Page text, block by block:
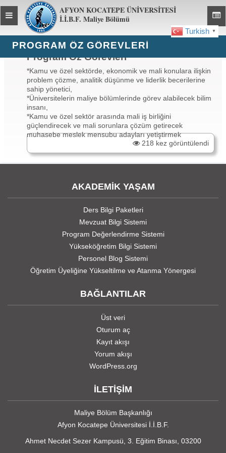
AFYON KOCATEPE ÜNİVERSİTESİ
İ.İ.B.F. Maliye Bölümü
Toggle
global
navigation
Turkish ▼
PROGRAM ÖZ GÖREVLERİ
Program Öz Görevleri
*Kamu ve özel sektörde, ekonomik ve mali konulara ilişkin
problem çözme, analitik düşünme ve liderlik becerilerine
sahip yönetici,
*Üniversitelerin maliye bölümlerinde görev alabilecek bilim
insanı,
*Kamu ve özel sektör arasında mali iş birliğini
güçlendirecek ve mali sorunlara çözüm getirecek
muhasebe meslek mensubu adayları yetiştirmek
218 kez görüntülendi
AKADEMİK YAŞAM
Ders Bilgi Paketleri
Mevzuat Bilgi Sistemi
Program Değerlendirme Sistemi
Yükseköğretim Bilgi Sistemi
Personel Blog Sistemi
Öğretim Üyeliğine Yükseltilme ve Atanma Yönergesi
BAĞLANTILAR
Üst veri
Oturum aç
Kayıt akışı
Yorum akışı
WordPress.org
İLETİŞİM
Maliye Bölüm Başkanlığı
Afyon Kocatepe Üniversitesi İ.İ.B.F.
Ahmet Necdet Sezer Kampusü, 3. Eğitim Binası, 03200